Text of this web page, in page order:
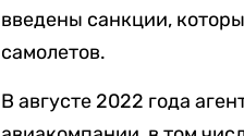
введены санкции,
самолетов.
В августе 2022 года